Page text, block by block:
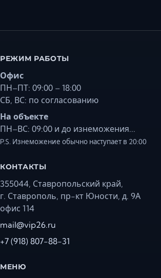
РЕЖИМ РАБОТЫ
Офис
ПН–ПТ: 09:00 – 18:00
СБ, ВС: по согласованию
На объекте
ПН–ВС: 09:00 и до изнеможения...
P.S. Изнеможение обычно наступает в 20:00
КОНТАКТЫ
355044, Ставропольский край,
г. Ставрополь, пр-кт Юности, д. 9А
офис 114
mail@vip26.ru
+7 (918) 807-88-31
МЕНЮ